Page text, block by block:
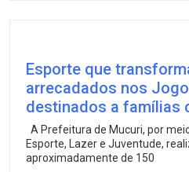
Esporte que
arrecadados nos
destinados a famílias
A Prefeitura de Mucuri, por
Esporte, Lazer e Juventude,
aproximadamente de 150